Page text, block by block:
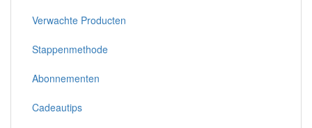
Verwachte Producten
Stappenmethode
Abonnementen
Cadeautips